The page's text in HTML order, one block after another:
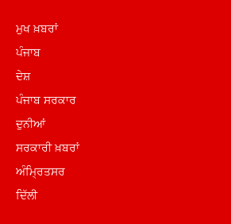
ਮੁਖ ਖ਼ਬਰਾਂ
ਪੰਜਾਬ
ਦੇਸ਼
ਪੰਜਾਬ ਸਰਕਾਰ
ਦੁਨੀਆਂ
ਸਰਕਾਰੀ ਖ਼ਬਰਾਂ
ਅੰਮ੍ਰਿਤਸਰ
ਦਿੱਲੀ